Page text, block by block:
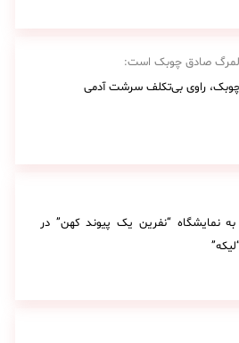
صادق چوبک است:
راوی بی‌تکلف سرشت آدمی
نمایشگاه “نفرین یک پیوند کهن” در